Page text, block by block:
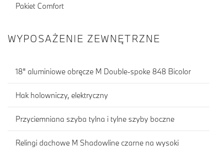
Pakiet Comfort
WYPOSAŻENIE ZEWNĘTRZNE
18" aluminiowe obręcze M Double-spoke 848 Bicolor
Hak holowniczy, elektryczny
Przyciemniana szyba tylna i tylne szyby boczne
Relingi dachowe M Shadowline czarne na wysoki